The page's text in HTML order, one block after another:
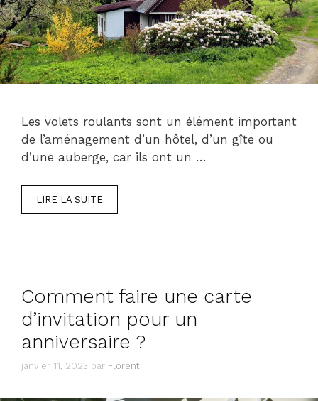
Les volets roulants sont un élément important
de l’aménagement d’un hôtel, d’un gîte ou
d’une auberge, car ils ont un …
LIRE LA SUITE
Comment faire une carte
d’invitation pour un
anniversaire ?
janvier 11, 2023 par Florent